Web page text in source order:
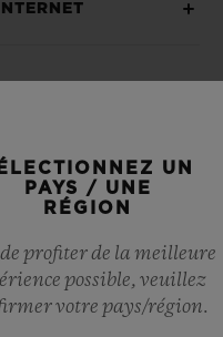
UN
PAYS / UNE
RÉGION
profiter de la meilleure
possible, veuillez
votre pays/région.